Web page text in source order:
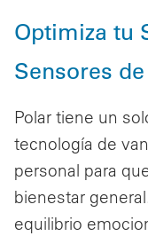
Optimiza tu
Sensores
Polar tiene un
tecnología de
personal para
bienestar
equilibrio